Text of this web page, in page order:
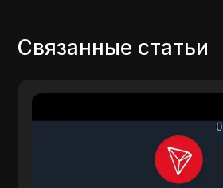
Связанные статьи